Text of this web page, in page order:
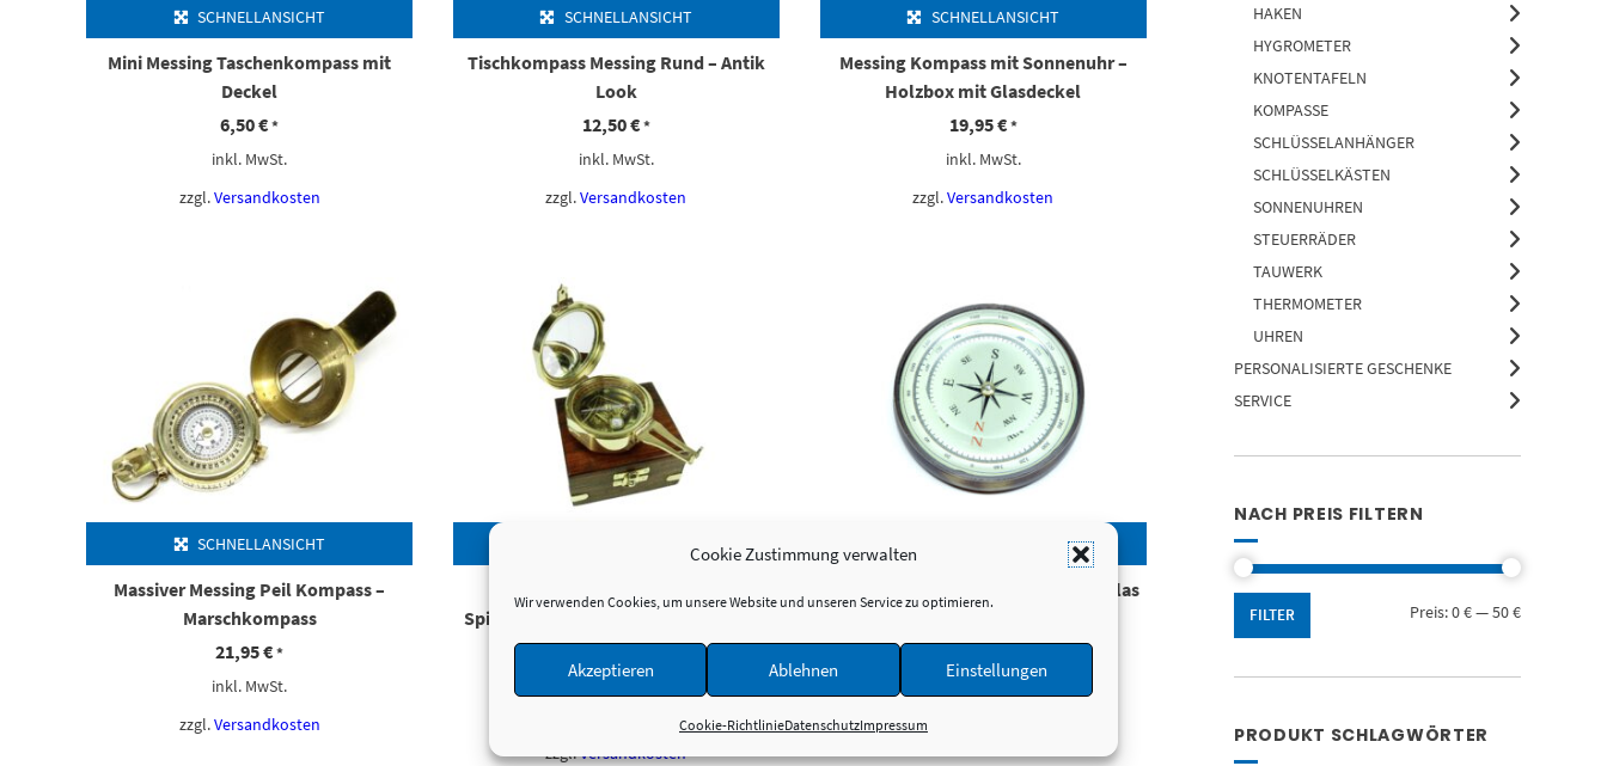
Cookie Zustimmung verwalten
Wir verwenden Cookies, um unsere Website und unseren Service zu optimieren.
Akzeptieren Ablehnen Einstellungen
Cookie-RichtlinieDatenschutzImpressum
SCHNELLANSICHT
Mini Messing Taschenkompass mit
Deckel
6,50€*
inkl. MwSt.
zzgl.Versandkosten
SCHNELLANSICHT
Tischkompass Messing Rund – Antik
Look
12,50€ *
inkl. MwSt.
zzgl.Versandkosten
SCHNELLANSICHT
Messing Kompass mit Sonnenuhr –
Holzbox mit Glasdeckel
19,95€ *
inkl. MwSt.
zzgl.Versandkosten
SCHNELLANSICHT
Massiver Messing Peil Kompass –
Marschkompass
21,95€*
inkl. MwSt.
zzgl.Versandkosten
Spiegelkompass in Holzbox – Rund –
Brunton Replika
39,95€*
zzgl.Versandkosten
Messing Kompass mit halbhohen Glas
Dom – Antik-Look
21,95€
inkl. MwSt.
zzgl.
HAKEN
HYGROMETER
KNOTENTAFELN
KOMPASSE
SCHLÜSSELANHÄNGER
SCHLÜSSELKÄSTEN
SONNENUHREN
STEUERRÄDER
TAUWERK
THERMOMETER
UHREN
PERSONALISIERTE GESCHENKE
SERVICE
NACH PREIS FILTERN
Min.
Max.
FILTER Preis:0 €—50 €
PRODUKT SCHLAGWÖRTER